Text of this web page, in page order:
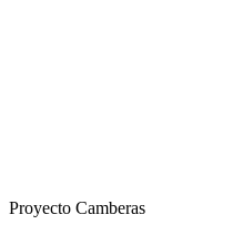
Proyecto Camberas